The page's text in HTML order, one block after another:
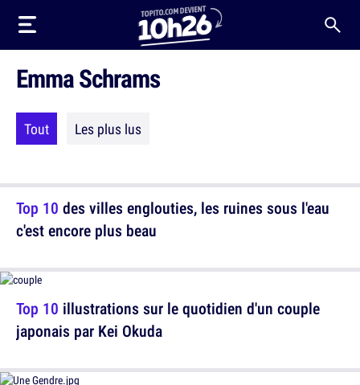
Emma Schrams
Tout Les plus lus
Top 10 des villes englouties, les ruines sous l'eau
c'est encore plus beau
Top 10 illustrations sur le quotidien d'un couple
japonais par Kei Okuda